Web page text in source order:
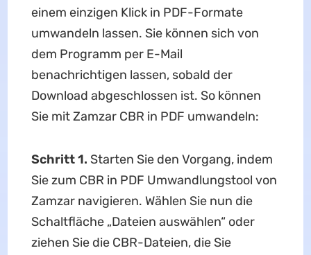
einem einzigen Klick in PDF-Formate
umwandeln lassen. Sie können sich von
dem Programm per E-Mail
benachrichtigen lassen, sobald der
Download abgeschlossen ist. So können
Sie mit Zamzar CBR in PDF umwandeln:
Schritt 1. Starten Sie den Vorgang, indem
Sie zum CBR in PDF Umwandlungstool von
Zamzar navigieren. Wählen Sie nun die
Schaltfläche „Dateien auswählen“ oder
ziehen Sie die CBR-Dateien, die Sie